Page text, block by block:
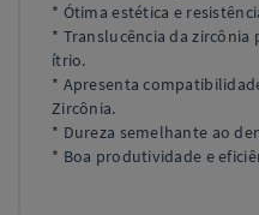
* Ótima estética e
* Translucência da
ítrio.
* Apresenta
Zircônia.
* Dureza semelhante ao
* Boa produtividade e